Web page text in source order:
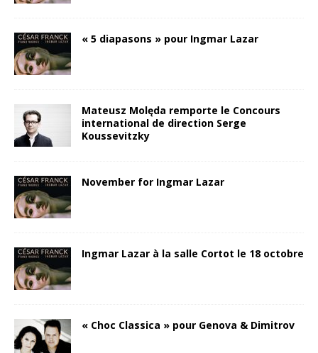
« 5 diapasons » pour Ingmar Lazar
Mateusz Molęda remporte le Concours
international de direction Serge
Koussevitzky
November for Ingmar Lazar
Ingmar Lazar à la salle Cortot le 18 octobre
« Choc Classica » pour Genova & Dimitrov